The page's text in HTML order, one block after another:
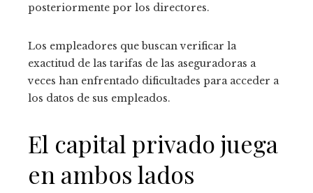
posteriormente por los directores.
Los empleadores que buscan verificar la
exactitud de las tarifas de las aseguradoras a
veces han enfrentado dificultades para acceder a
los datos de sus empleados.
El capital privado juega
en ambos lados